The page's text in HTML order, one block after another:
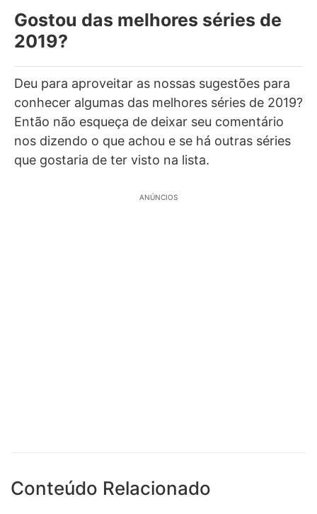
Gostou das melhores séries de
2019?
Deu para aproveitar as nossas sugestões para
conhecer algumas das melhores séries de 2019?
Então não esqueça de deixar seu comentário
nos dizendo o que achou e se há outras séries
que gostaria de ter visto na lista.
ANÚNCIOS
Conteúdo Relacionado